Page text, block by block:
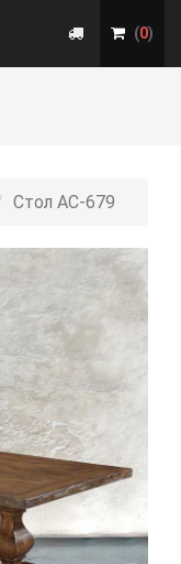
(0)
Стол АС-679